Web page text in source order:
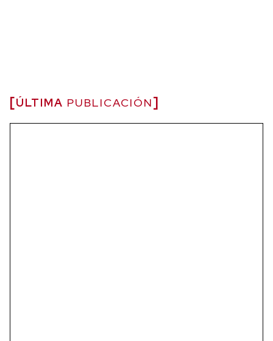
ÚLTIMA PUBLICACIÓN